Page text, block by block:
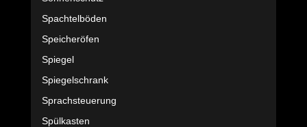
Spachtelböden
Speicheröfen
Spiegel
Spiegelschrank
Sprachsteuerung
Spülkasten